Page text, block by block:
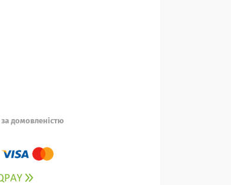
за домовленістю